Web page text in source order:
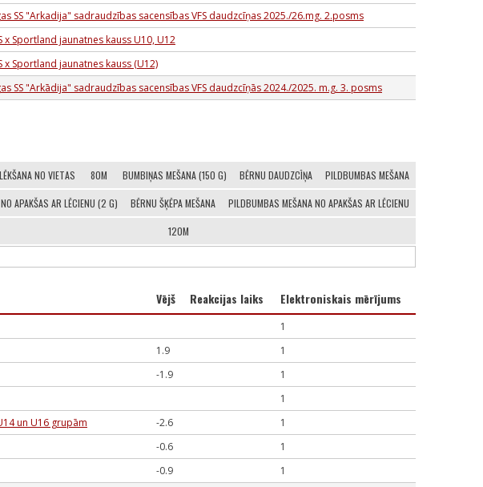
SS "Arkadija" sadraudzības sacensības VFS daudzcīņas 2025./26.mg. 2.posms
x Sportland jaunatnes kauss U10, U12
x Sportland jaunatnes kauss (U12)
SS "Arkādija" sadraudzības sacensības VFS daudzcīņās 2024./2025. m.g. 3. posms
NO VIETAS 80M BUMBIŅAS MEŠANA (150 G) BĒRNU DAUDZCĪŅA PILDBUMBAS MEŠANA
APAKŠAS AR LĒCIENU (2 G) BĒRNU ŠĶĒPA MEŠANA PILDBUMBAS MEŠANA NO APAKŠAS AR LĒCIENU
120M
Vējš Reakcijas laiks Elektroniskais mērījums
1
1.9
1
-1.9
1
1
un U16 grupām -2.6
1
-0.6
1
-0.9
1